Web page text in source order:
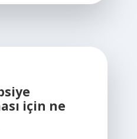
?
için ne